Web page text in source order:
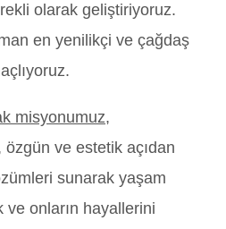
olarak geliştiriyoruz.
en yenilikçi ve çağdaş
misyonumuz,
ve estetik açıdan
sunarak yaşam
ve onların hayallerini